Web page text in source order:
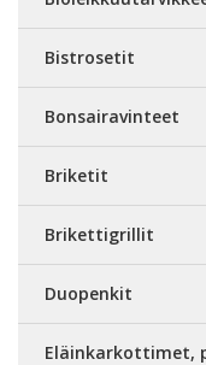
Bistrosetit
Bonsairavinteet
Briketit
Brikettigrillit
Duopenkit
Eläinkarkottimet,